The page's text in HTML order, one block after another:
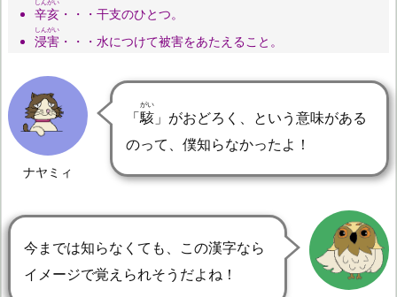
辛亥
しんがい
・・・干支のひとつ。
浸害
しんがい
・・・水につけて被害をあたえること。
ナヤミィ
「駭
がい
」がおどろく、という意味がある
のって、僕知らなかったよ！
今までは知らなくても、この漢字なら
イメージで覚えられそうだよね！